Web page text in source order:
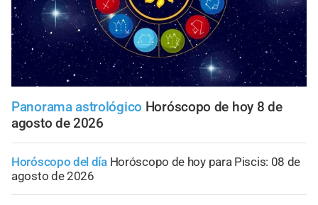
Panorama astrológico Horóscopo de hoy 8 de
agosto de 2026
Horóscopo del día Horóscopo de hoy para Piscis: 08 de
agosto de 2026